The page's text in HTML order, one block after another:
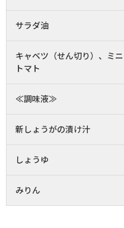
サラダ油
キャベツ（せん切り）、ミニ
トマト
≪調味液≫
新しょうがの漬け汁
しょうゆ
みりん